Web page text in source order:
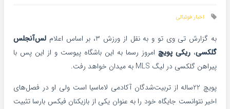
اخبار فوتبالی
به گزارش تی وی تو و به نقل از ورزش 3، بر اساس اعلام
لس‌آنجلس
گلکسی، ریکی پویچ امروز رسما به این باشگاه پیوست و از این پس با
پیراهن گلکسی در لیگ MLS به میدان خواهد رفت.
پویچ 22ساله از تربیت‌شدگان آکادمی لاماسیا است ولی او در فصل‌های
اخیر نتوانست جایگاه خود را به عنوان یکی از بازیکنان فیکس بارسا تثبیت